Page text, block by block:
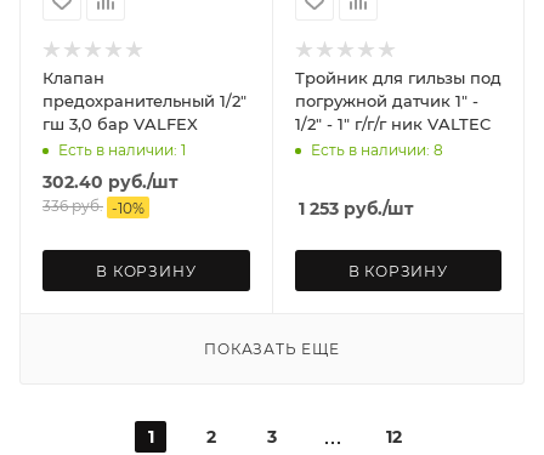
Клапан
предохранительный 1/2"
гш 3,0 бар VALFEX
Есть в наличии: 1
302.40 руб./шт
336руб. -10%
В КОРЗИНУ
Тройник для гильзы под
погружной датчик 1" -
1/2" - 1" г/г/г ник VALTEC
Есть в наличии: 8
1 253руб./шт
В КОРЗИНУ
ПОКАЗАТЬ ЕЩЕ
1 2 3 12